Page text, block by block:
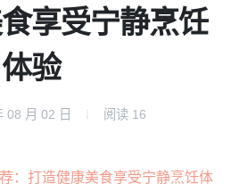
享受宁静烹饪
体验
08 月 02 日 阅读 16